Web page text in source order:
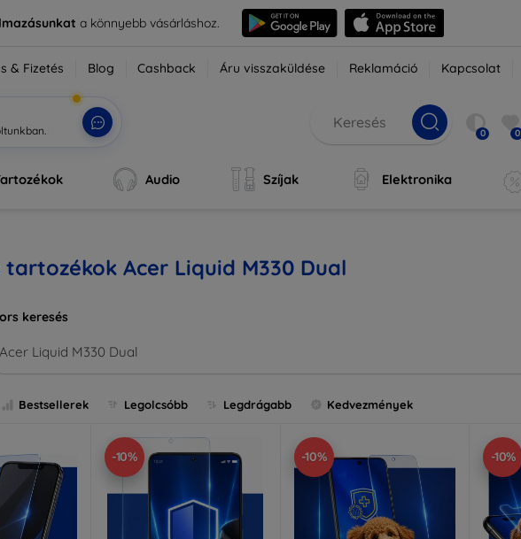
a könnyebb vásárláshoz.
& Fizetés Blog Cashback Áru visszaküldése Reklamáció Kapcsolat
0 0
Audio Szíjak Elektronika
tartozékok Acer Liquid M330 Dual
keresés
Acer Liquid M330 Dual
Bestsellerek Legolcsóbb Legdrágabb Kedvezmények
-10% -10% -10%